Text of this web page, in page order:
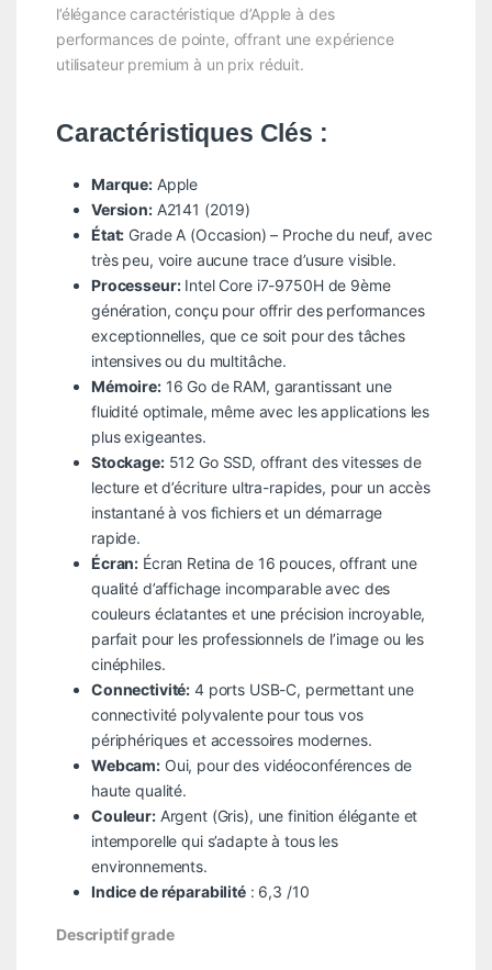
l’élégance caractéristique d’Apple à des
performances de pointe, offrant une expérience
utilisateur premium à un prix réduit.
Caractéristiques Clés :
Marque: Apple
Version:A2141 (2019)
État: Grade A (Occasion) – Proche du neuf, avec
très peu, voire aucune trace d’usure visible.
Processeur:Intel Core i7-9750H de 9ème
génération, conçu pour offrir des performances
exceptionnelles, que ce soit pour des tâches
intensives ou du multitâche.
Mémoire:16 Go de RAM, garantissant une
fluidité optimale, même avec les applications les
plus exigeantes.
Stockage:512 Go SSD, offrant des vitesses de
lecture et d’écriture ultra-rapides, pour un accès
instantané à vos fichiers et un démarrage
rapide.
Écran: Écran Retina de 16 pouces, offrant une
qualité d’affichage incomparable avec des
couleurs éclatantes et une précision incroyable,
parfait pour les professionnels de l’image ou les
cinéphiles.
Connectivité: 4 ports USB-C, permettant une
connectivité polyvalente pour tous vos
périphériques et accessoires modernes.
Webcam: Oui, pour des vidéoconférences de
haute qualité.
Couleur:Argent (Gris), une finition élégante et
intemporelle qui s’adapte à tous les
environnements.
Indice de réparabilité: 6,3 /10
Descriptif grade